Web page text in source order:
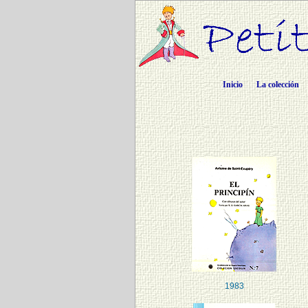
Inicio La colección
1983